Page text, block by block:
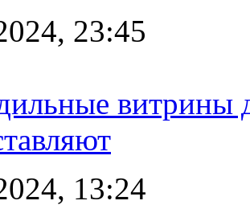
23:45
витрины
13:24